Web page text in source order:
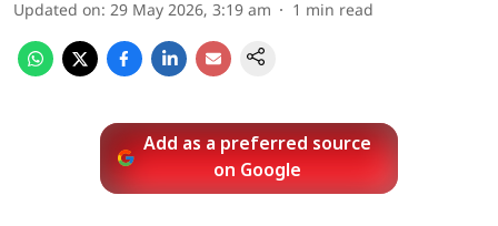
Updated on: 29 May 2026, 3:19 am 1 min read
Add as a preferred source
on Google